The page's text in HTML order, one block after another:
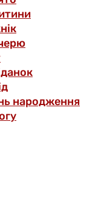
народження